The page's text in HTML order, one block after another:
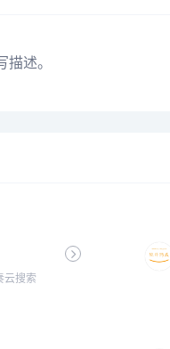
描述。
云搜索